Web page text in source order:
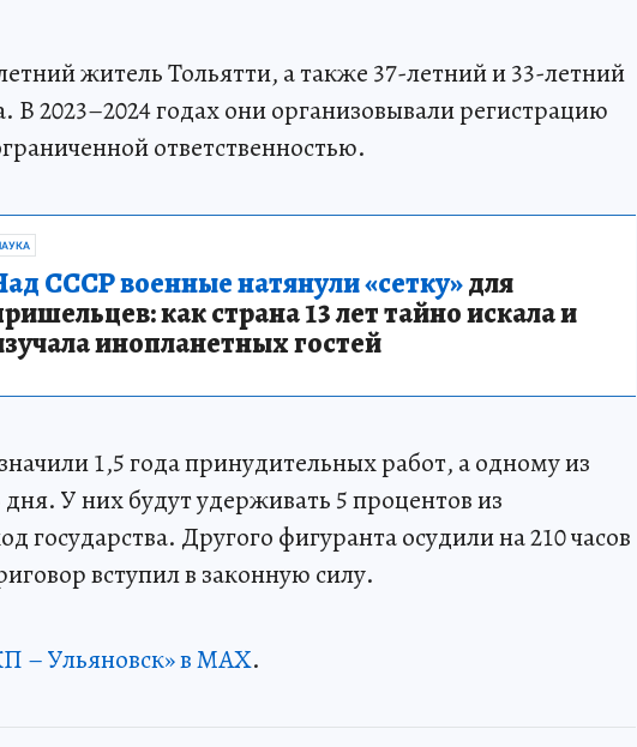
житель Тольятти, а также 37-летний и 33-летний
2023–2024 годах они организовывали регистрацию
ответственностью.
СССР военные натянули «сетку»для
как страна 13 лет тайно искала и
инопланетных гостей
1,5 года принудительных работ, а одному из
У них будут удерживать 5 процентов из
государства. Другого фигуранта осудили на 210 часов
вступил в законную силу.
– Ульяновск» в MAX.